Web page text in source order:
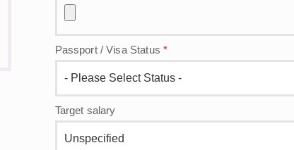
Passport / Visa Status *
Target salary